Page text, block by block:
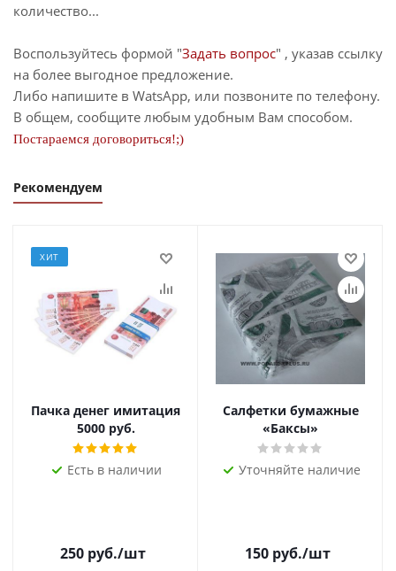
количество...
Воспользуйтесь формой "Задать вопрос" , указав ссылку
на более выгодное предложение.
Либо напишите в WatsApp, или позвоните по телефону.
В общем, сообщите любым удобным Вам способом.
Постараемся договориться!;)
Рекомендуем
ХИТ
Пачка денег имитация
5000 руб.
Есть в наличии
250руб./шт
Салфетки бумажные
«Баксы»
Уточняйте наличие
150руб./шт